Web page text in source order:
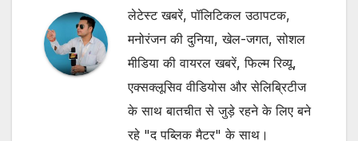
लेटेस्ट खबरें, पॉलिटिकल उठापटक,
मनोरंजन की दुनिया, खेल-जगत, सोशल
मीडिया की वायरल खबरें, फिल्म रिव्यू,
एक्सक्लूसिव वीडियोस और सेलिब्रिटीज
के साथ बातचीत से जुड़े रहने के लिए बने
रहे "द पब्लिक मैटर" के साथ।